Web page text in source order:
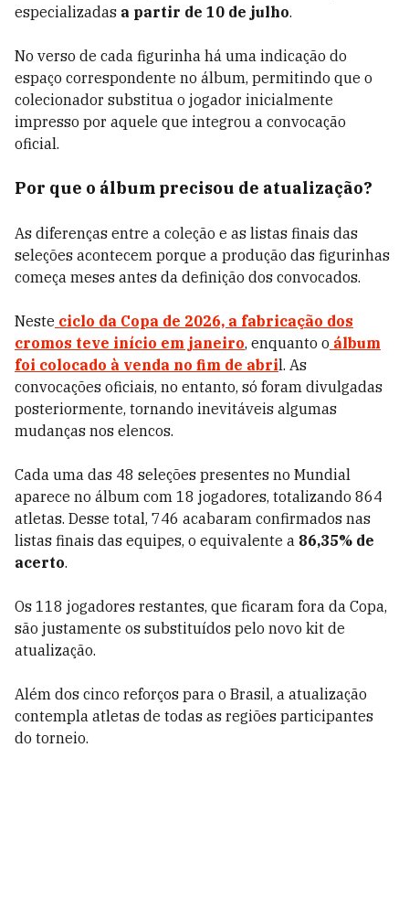
especializadas a partir de 10 de julho.
No verso de cada figurinha há uma indicação do
espaço correspondente no álbum, permitindo que o
colecionador substitua o jogador inicialmente
impresso por aquele que integrou a convocação
oficial.
Por que o álbum precisou de atualização?
As diferenças entre a coleção e as listas finais das
seleções acontecem porque a produção das figurinhas
começa meses antes da definição dos convocados.
Neste ciclo da Copa de 2026, a fabricação dos
cromos teve início em janeiro, enquanto o álbum
foi colocado à venda no fim de abril. As
convocações oficiais, no entanto, só foram divulgadas
posteriormente, tornando inevitáveis algumas
mudanças nos elencos.
Cada uma das 48 seleções presentes no Mundial
aparece no álbum com 18 jogadores, totalizando 864
atletas. Desse total, 746 acabaram confirmados nas
listas finais das equipes, o equivalente a 86,35% de
acerto.
Os 118 jogadores restantes, que ficaram fora da Copa,
são justamente os substituídos pelo novo kit de
atualização.
Além dos cinco reforços para o Brasil, a atualização
contempla atletas de todas as regiões participantes
do torneio.